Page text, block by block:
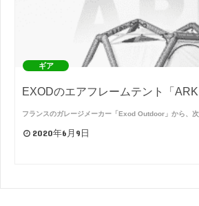
ギア
EXODのエアフレームテント「ARK
フランスのガレージメーカー「Exod Outdoor」から、
2020年6月9日